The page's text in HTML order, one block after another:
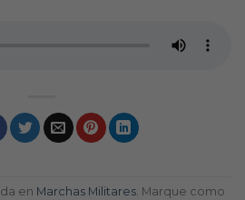
en Marchas Militares. Marque como